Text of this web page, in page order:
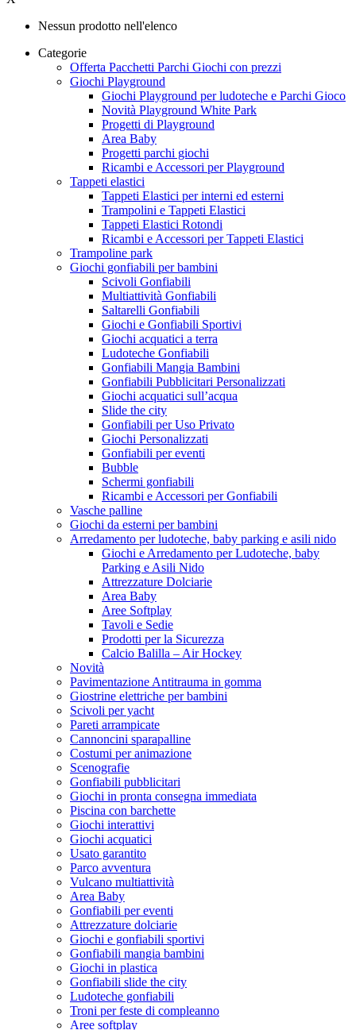
Nessun prodotto nell'elenco
Categorie
Offerta Pacchetti Parchi Giochi con prezzi
Giochi Playground
Giochi Playground per ludoteche e Parchi Gioco
Novità Playground White Park
Progetti di Playground
Area Baby
Progetti parchi giochi
Ricambi e Accessori per Playground
Tappeti elastici
Tappeti Elastici per interni ed esterni
Trampolini e Tappeti Elastici
Tappeti Elastici Rotondi
Ricambi e Accessori per Tappeti Elastici
Trampoline park
Giochi gonfiabili per bambini
Scivoli Gonfiabili
Multiattività Gonfiabili
Saltarelli Gonfiabili
Giochi e Gonfiabili Sportivi
Giochi acquatici a terra
Ludoteche Gonfiabili
Gonfiabili Mangia Bambini
Gonfiabili Pubblicitari Personalizzati
Giochi acquatici sull’acqua
Slide the city
Gonfiabili per Uso Privato
Giochi Personalizzati
Gonfiabili per eventi
Bubble
Schermi gonfiabili
Ricambi e Accessori per Gonfiabili
Vasche palline
Giochi da esterni per bambini
Arredamento per ludoteche, baby parking e asili nido
Giochi e Arredamento per Ludoteche, baby
Parking e Asili Nido
Attrezzature Dolciarie
Area Baby
Aree Softplay
Tavoli e Sedie
Prodotti per la Sicurezza
Calcio Balilla – Air Hockey
Novità
Pavimentazione Antitrauma in gomma
Giostrine elettriche per bambini
Scivoli per yacht
Pareti arrampicate
Cannoncini sparapalline
Costumi per animazione
Scenografie
Gonfiabili pubblicitari
Giochi in pronta consegna immediata
Piscina con barchette
Giochi interattivi
Giochi acquatici
Usato garantito
Parco avventura
Vulcano multiattività
Area Baby
Gonfiabili per eventi
Attrezzature dolciarie
Giochi e gonfiabili sportivi
Gonfiabili mangia bambini
Giochi in plastica
Gonfiabili slide the city
Ludoteche gonfiabili
Troni per feste di compleanno
Aree softplay